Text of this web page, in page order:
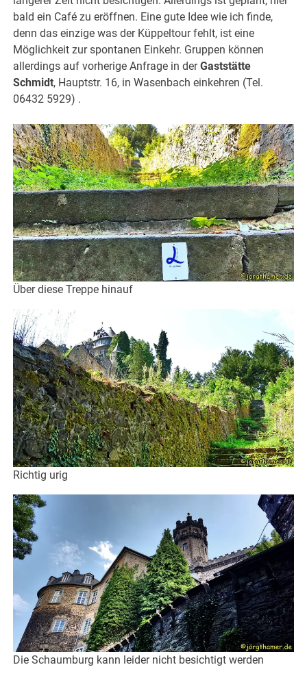
bald ein Café zu eröffnen. Eine gute Idee wie ich finde,
denn das einzige was der Küppeltour fehlt, ist eine
Möglichkeit zur spontanen Einkehr. Gruppen können
allerdings auf vorherige Anfrage in derGaststätte
Schmidt, Hauptstr. 16, in Wasenbach einkehren (Tel.
06432 5929) .
Über diese Treppe hinauf
Richtig urig
Die Schaumburg kann leider nicht besichtigt werden